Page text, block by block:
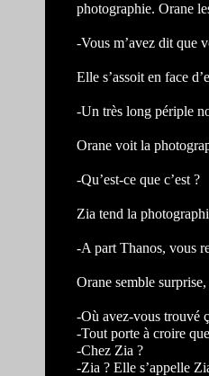
photographie. Orane
-Vous m’avez dit que
Elle s’assoit en face
-Un très long périple
Orane voit la
-Qu’est-ce que c’est ?
Zia tend la
-A part Thanos, vous
Orane semble
-Où avez-vous trouvé
-Tout porte à croire
-Chez Zia ?
-Zia ? Elle s’appelle